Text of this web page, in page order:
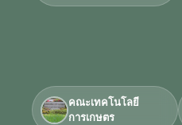
คณะเทคโนโลยี
การเกษตร